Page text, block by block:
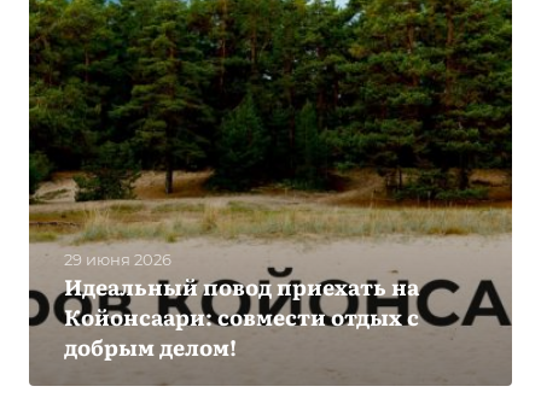
Идеальный повод приехать на
Койонсаари: совмести отдых с
добрым делом!
29 июня 2026